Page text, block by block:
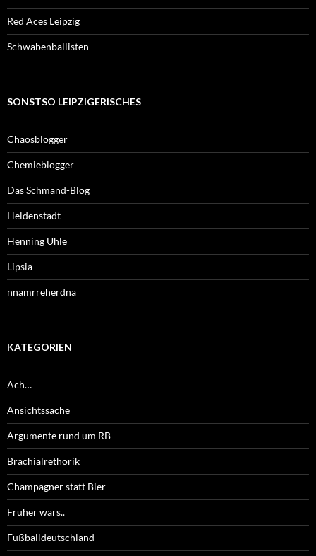
Red Aces Leipzig
Schwabenballisten
SONSTSO LEIPZIGERISCHES
Chaosblogger
Chemieblogger
Das Schmand-Blog
Heldenstadt
Henning Uhle
Lipsia
nnamrreherdna
KATEGORIEN
Ach…
Ansichtssache
Argumente rund um RB
Brachialrethorik
Champagner statt Bier
Früher wars..
Fußballdeutschland